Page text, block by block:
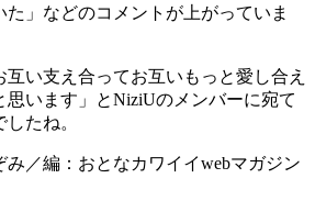
」などのコメントが上がっていま
い支え合ってお互いもっと愛し合え
思います」とNiziUのメンバーに宛て
たね。
み／編：おとなカワイイwebマガジン